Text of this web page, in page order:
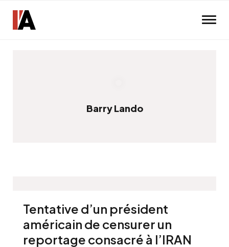
Barry Lando
Tentative d’un président
américain de censurer un
reportage consacré à l’IRAN